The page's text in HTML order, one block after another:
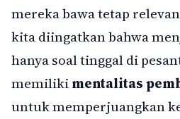
mereka bawa tetap
kita diingatkan bahwa
hanya soal tinggal di
memilikimentalitas
untuk memperjuangkan